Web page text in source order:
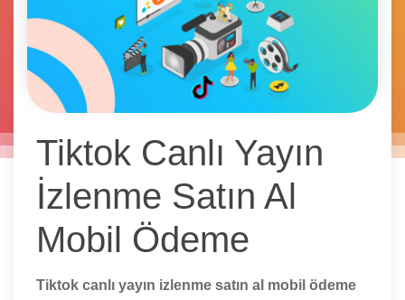
Tiktok Canlı Yayın
İzlenme Satın Al
Mobil Ödeme
Tiktok canlı yayın izlenme satın al mobil ödeme